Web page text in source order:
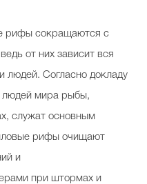
рифы сокращаются с
от них зависит вся
людей. Согласно докладу
людей мира рыбы,
служат основным
рифы очищают
и
при штормах и